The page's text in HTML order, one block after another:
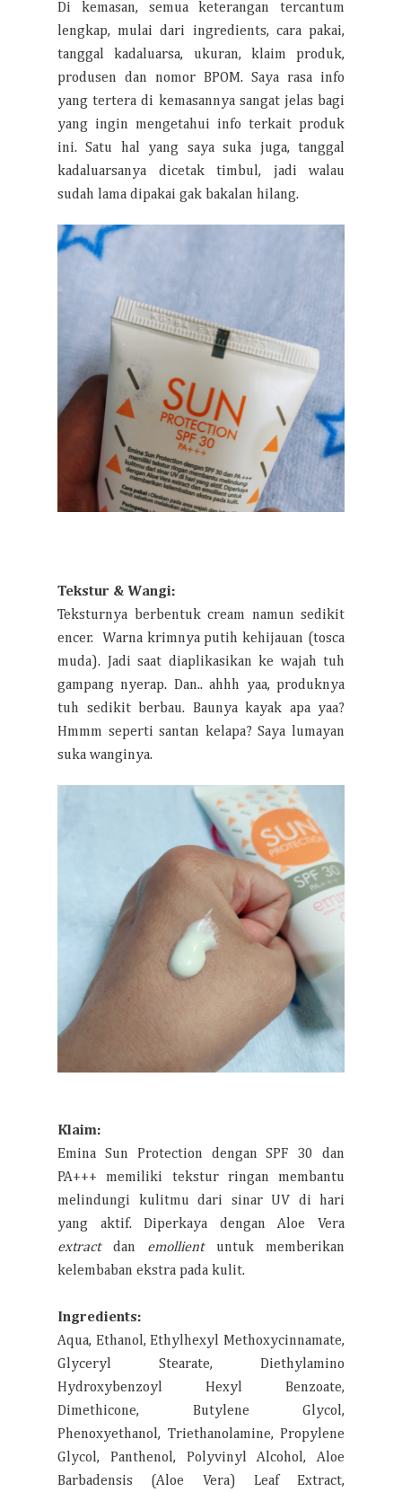
Di kemasan, semua keterangan tercantum
lengkap, mulai dari ingredients, cara pakai,
tanggal kadaluarsa, ukuran, klaim produk,
produsen dan nomor BPOM. Saya rasa info
yang tertera di kemasannya sangat jelas bagi
yang ingin mengetahui info terkait produk
ini. Satu hal yang saya suka juga, tanggal
kadaluarsanya dicetak timbul, jadi walau
sudah lama dipakai gak bakalan hilang.
Tekstur & Wangi:
Teksturnya berbentuk cream namun sedikit
encer. Warna krimnya putih kehijauan (tosca
muda). Jadi saat diaplikasikan ke wajah tuh
gampang nyerap. Dan.. ahhh yaa, produknya
tuh sedikit berbau. Baunya kayak apa yaa?
Hmmm seperti santan kelapa? Saya lumayan
suka wanginya.
Klaim:
Emina Sun Protection dengan SPF 30 dan
PA+++ memiliki tekstur ringan membantu
melindungi kulitmu dari sinar UV di hari
yang aktif. Diperkaya dengan Aloe Vera
extract dan emollientuntuk memberikan
kelembaban ekstra pada kulit.
Ingredients:
Aqua, Ethanol, Ethylhexyl Methoxycinnamate,
Glyceryl Stearate, Diethylamino
Hydroxybenzoyl Hexyl Benzoate,
Dimethicone, Butylene Glycol,
Phenoxyethanol, Triethanolamine, Propylene
Glycol, Panthenol, Polyvinyl Alcohol, Aloe
Barbadensis (Aloe Vera) Leaf Extract,